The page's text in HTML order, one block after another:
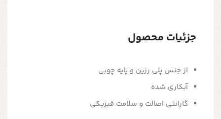
جزئیات محصول
از جنس پلی رزین و پایه چوبی
آبکاری شده
گارانتی اصالت و سلامت فیزیکی